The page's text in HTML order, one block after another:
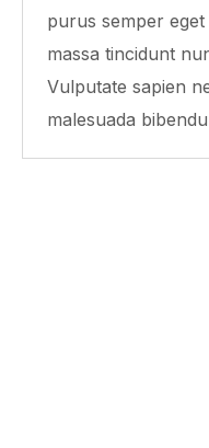
purus semper eget
massa tincidunt
Vulputate sapien
malesuada